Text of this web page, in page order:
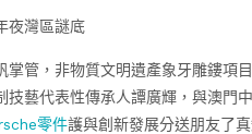
夜灣區謎底
掌管，非物質文明遺產象牙雕鏤項
技藝代表性傳承人譚廣輝，與澳門
零件護與創新發展分送朋友了真